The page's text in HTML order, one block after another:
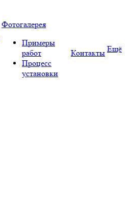
Фотогалерея
Примеры
работ
Процесс
установки
Контакты Ещё